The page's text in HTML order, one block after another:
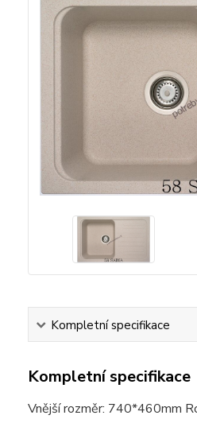
Kompletní specifikace
Kompletní specifikace
Vnější rozměr: 740*460mm